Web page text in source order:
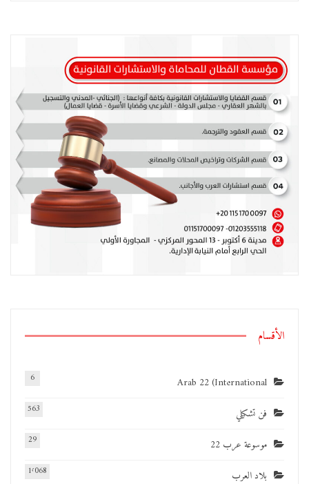
الأقسام
Arab 22 (International
6
فن تشكيلي 563
موسوعة عرب 22 29
بلاد العرب 1٬068